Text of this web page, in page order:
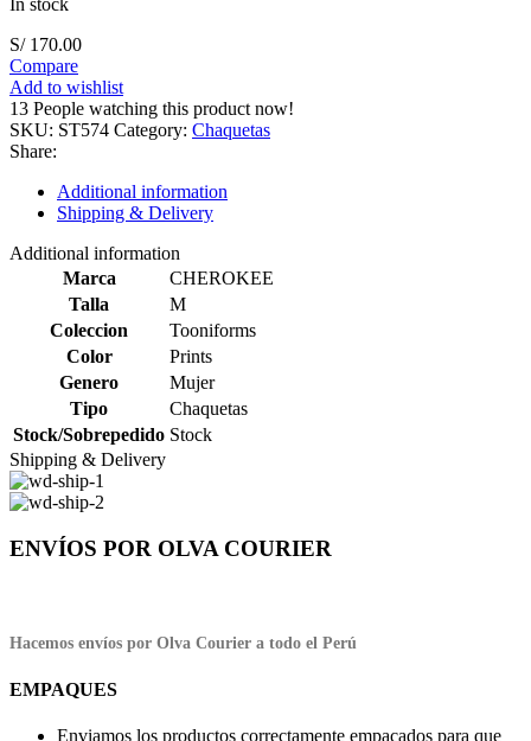
In stock
S/170.00
Compare
Add to wishlist
13 People watching this product now!
SKU: ST574 Category: Chaquetas
Share:
Additional information
Shipping & Delivery
Additional information
Marca
CHEROKEE
Talla
M
Coleccion
Tooniforms
Color
Prints
Genero
Mujer
Tipo
Chaquetas
Stock/Sobrepedido Stock
Shipping & Delivery
ENVÍOS POR OLVA COURIER
Hacemos envíos por Olva Courier a todo el Perú
EMPAQUES
Enviamos los productos correctamente empacados para que